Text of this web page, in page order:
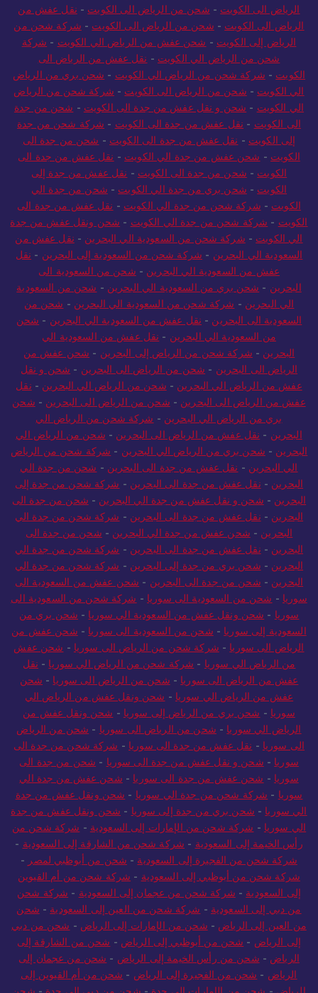
الرياض الي الكويت
شحن من الرياض الي الكويت
شحن عفش من
الرياض الى الكويت
-شحن من الرياض الى الكويت -نقل عفش من
الرياض الى الكويت
شحن من الرياض الى الكويت -شركة شحن من
الرياض إلى الكويت
شحن عفش من الرياض الي الكويت -
شحن من الرياض الي الكويت-
نقل عفش من الرياض الى
الكويت- شركة شحن من الرياض الي الكويت -
شحن بري من الرياض
الي الكويت
شحن من الرياض الى الكويت
شركة شحن من الرياض
الي الكويت
شحن و نقل عفش من جدة الى الكويت- شحن من جدة
الى الكويت
نقل عفش من جدة الى الكويت
شركة شحن من جدة
إلى الكويت
نقل عفش من جدة الى الكويت-
شحن من جدة الى
الكويت
شحن عفش من جدة الي الكويت-
نقل عفش من جدة الى
الكويت
شحن من جدة الى الكويت-
نقل عفش من جدة إلى
الكويت- شحن بري من جدة الي الكويت -شحن من جدة الي
الكويت
- شركة شحن من جدة الي الكويت -
نقل عفش من جدة الى
الكويت- شركة شحن من جدة الي الكويت-
شحن ونقل عفش من جدة
الي الكويت
شركة شحن من السعودية الي البحرين
نقل عفش من
السعودية الي البحرين
شركة شحن من السعودية إلى البحرين
عفش من السعودية الي البحرين
-شحن من السعودية الى
البحرين
شحن بري من السعودية الي البحرين -
شحن من السعودية
الي البحرين
- شركة شحن من السعودية الي البحرين
شحن من
السعودية الى البحرين
نقل عفش من السعودية الي البحرين
من السعودية الي البحرين
-
نقل عفش من السعودية الي
البحرين- شركة شحن من الرياض إلى البحرين
شحن عفش من
الرياض الى البحرين
-شحن من الرياض الى البحرين -شحن و نقل
عفش من الرياض الي البحرين
-شحن من الرياض الي البحرين -نقل
عفش من الرياض الى البحرين
شحن من الرياض الى البحرين-
بري من الرياض الي البحرين-
شركة شحن من الرياض الي
- نقل عفش من الرياض الى البحرين - شحن من الرياض الي
البحرين- شحن بري من الرياض الي البحرين
شركة شحن من الرياض
الي البحرين
-نقل عفش من جدة الى البحرين -شحن من جدة الي
البحرين
نقل عفش من جدة الى البحرين -
شركة شحن من جدة إلى
البحرين
شحن و نقل عفش من جدة الي البحرين- شحن من جدة الى
البحرين
نقل عفش من جدة الى البحرين
شركة شحن من جدة الي
-شحن عفش من جدة الي البحرين -شحن من جدة الى
البحرين
نقل عفش من جدة الى البحرين
شركة شحن من جدة الي
البحرين
شحن بري من جدة إلى البحرين
شركة شحن من جدة الي
البحرين
- شحن من جدة الى البحرين -
شحن عفش من السعودية الى
- شحن من السعودية الى سوريا -شركة شحن من السعودية الى
-شحن ونقل عفش من السعودية الي سوريا
شحن بري من
السعودية إلى سوريا
- شحن من السعودية الى سوريا
شحن عفش من
الرياض الى سوريا
شركة شحن من الرياض الى سوريا
شحن عفش
من الرياض الي سوريا
شركة شحن من الرياض الي سوريا -نقل
عفش من الرياض الى سوريا
- شحن من الرياض الى سوريا
شحن
عفش من الرياض الي سوريا
شحن ونقل عفش من الرياض الي
سوريا
- شحن بري من الرياض إلى سوريا
شحن ونقل عفش من
الرياض الي سوريا -شحن من الرياض الى سوريا-
شحن من الرياض
الى سوريا
- نقل عفش من جدة الى سوريا
شركة شحن من جدة الى
سوريا
شحن و نقل عفش من جدة الى سوريا
شحن من جدة الى
سوريا
-شحن عفش من جدة الى سوريا
شحن عفش من جدة الي
سوريا
شركة شحن من جدة الي سوريا -
شحن ونقل عفش من جدة
الي سوريا- شحن بري من جدة إلى سوريا -
شحن ونقل عفش من جدة
الي سوريا
- شركة شحن من الإمارات إلى السعودية- شركة شحن من
رأس الخيمة إلى السعودية - شركة شحن من الشارقة إلى السعودية
شركة شحن من الفجيرة إلى السعودية
-شحن من أبوظبي لمصر
شركة شحن من أبوظبي إلى السعودية
-شركة شحن من أم القيوين
إلى السعودية- شركة شحن من عجمان إلى السعودية
شركة شحن
من دبي إلى السعودية
- شركة شحن من العين إلى السعودية
من العين إلى الرياض
شحن من الإمارات إلى الرياض
شحن من دبي
إلى الرياض
شحن من أبوظبي إلى الرياض
شحن من الشارقة إلى
الرياض
شحن من رأس الخيمة إلى الرياض
شحن من عجمان إلى
الرياض
- شحن من الفجيرة إلى الرياض شحن من أم القيوين إلى